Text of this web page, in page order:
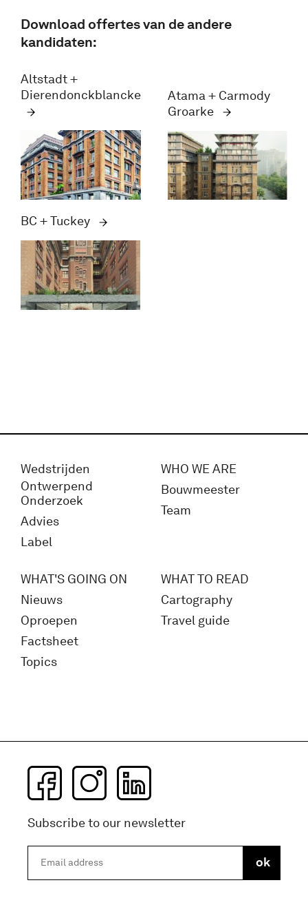
Download offertes van de andere
kandidaten:
Altstadt +
Dierendonckblancke
Atama + Carmody
Groarke
BC + Tuckey
Wedstrijden
Ontwerpend
Onderzoek
Advies
Label
WHO WE ARE
Bouwmeester
Team
WHAT'S GOING ON
Nieuws
Oproepen
Factsheet
Topics
WHAT TO READ
Cartography
Travel guide
Subscribe to our newsletter